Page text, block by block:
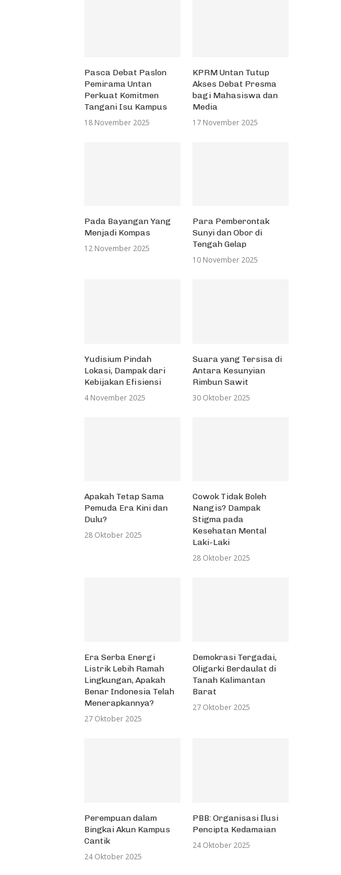
Pasca Debat Paslon
Pemirama Untan
Perkuat Komitmen
Tangani Isu Kampus
18 November 2025
KPRM Untan Tutup
Akses Debat Presma
bagi Mahasiswa dan
Media
17 November 2025
Pada Bayangan Yang
Menjadi Kompas
12 November 2025
Para Pemberontak
Sunyi dan Obor di
Tengah Gelap
10 November 2025
Yudisium Pindah
Lokasi, Dampak dari
Kebijakan Efisiensi
4 November 2025
Suara yang Tersisa di
Antara Kesunyian
Rimbun Sawit
30 Oktober 2025
Apakah Tetap Sama
Pemuda Era Kini dan
Dulu?
28 Oktober 2025
Cowok Tidak Boleh
Nangis? Dampak
Stigma pada
Kesehatan Mental
Laki-Laki
28 Oktober 2025
Era Serba Energi
Listrik Lebih Ramah
Lingkungan, Apakah
Benar Indonesia Telah
Menerapkannya?
27 Oktober 2025
Demokrasi Tergadai,
Oligarki Berdaulat di
Tanah Kalimantan
Barat
27 Oktober 2025
Perempuan dalam
Bingkai Akun Kampus
Cantik
24 Oktober 2025
PBB: Organisasi Ilusi
Pencipta Kedamaian
24 Oktober 2025